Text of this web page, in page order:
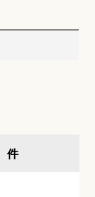
件